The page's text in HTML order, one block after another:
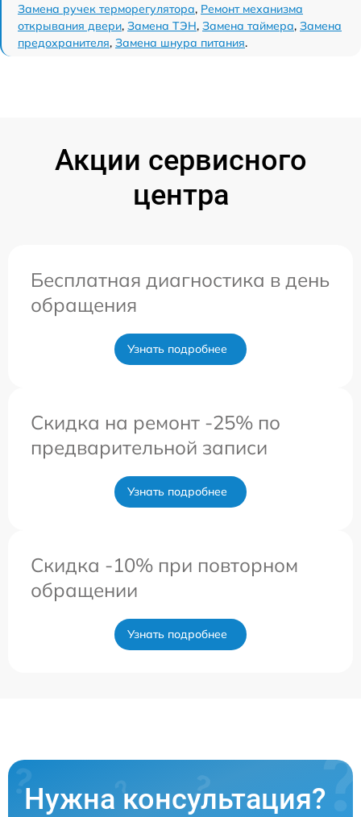
Замена ручек терморегулятора, Ремонт механизма
открывания двери, Замена ТЭН, Замена таймера, Замена
предохранителя, Замена шнура питания.
Акции сервисного
центра
Бесплатная диагностика в день
обращения
Узнать подробнее
Скидка на ремонт -25% по
предварительной записи
Узнать подробнее
Скидка -10% при повторном
обращении
Узнать подробнее
Нужна консультация?